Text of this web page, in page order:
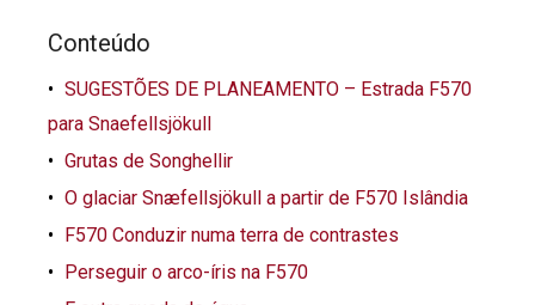
Conteúdo
SUGESTÕES DE PLANEAMENTO – Estrada F570
para Snaefellsjökull
Grutas de Songhellir
O glaciar Snæfellsjökull a partir de F570 Islândia
F570 Conduzir numa terra de contrastes
Perseguir o arco-íris na F570